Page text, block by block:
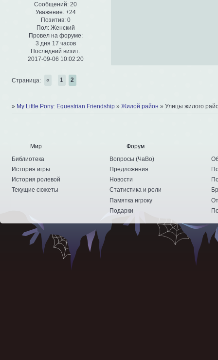
Сообщений: 20
Уважение: +24
Позитив: 0
Пол:Женский
Провел на форуме:
3 дня 17 часов
Последний визит:
2017-09-06 10:02:20
Страница: « 1 2
» My Little Pony: Equestrian Friendship » Жилой район » Улицы жилого
Мир
Библиотека
История игры
История ролевой
Текущие сюжеты
Форум
Вопросы (ЧаВо)
Предложения
Новости
Статистика и роли
Памятка игроку
Подарки